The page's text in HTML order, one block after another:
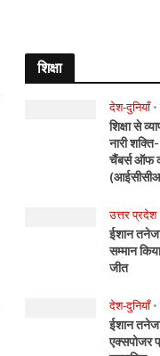
शिक्षा
देश-दुनियाँ •
शिक्षा से
नारी
चैंबर्स ऑफ
उत्तर प्रदेश
ईशान
सम्मान
जीत
देश-दुनियाँ •
ईशान
एक्सपोजर